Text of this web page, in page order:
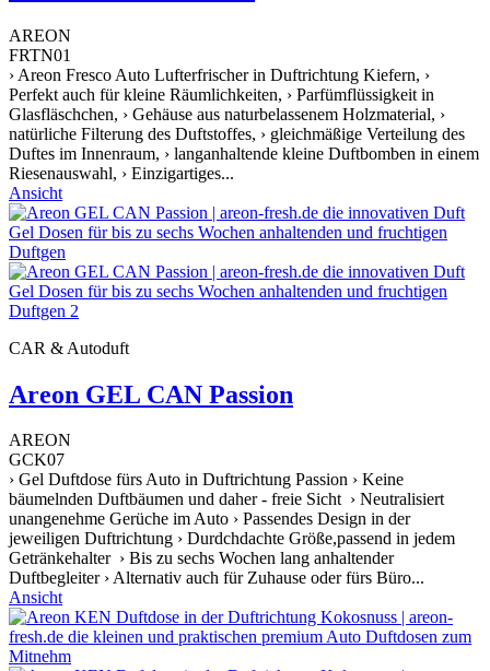
AREON
FRTN01
› Areon Fresco Auto Lufterfrischer in Duftrichtung Kiefern, ›
Perfekt auch für kleine Räumlichkeiten, › Parfümflüssigkeit in
Glasfläschchen, › Gehäuse aus naturbelassenem Holzmaterial, ›
natürliche Filterung des Duftstoffes, › gleichmäßige Verteilung des
Duftes im Innenraum, › langanhaltende kleine Duftbomben in einem
Riesenauswahl, › Einzigartiges...
Ansicht
CAR & Autoduft
Areon GEL CAN Passion
AREON
GCK07
› Gel Duftdose fürs Auto in Duftrichtung Passion › Keine
bäumelnden Duftbäumen und daher - freie Sicht › Neutralisiert
unangenehme Gerüche im Auto › Passendes Design in der
jeweiligen Duftrichtung › Durdchdachte Größe,passend in jedem
Getränkehalter › Bis zu sechs Wochen lang anhaltender
Duftbegleiter › Alternativ auch für Zuhause oder fürs Büro...
Ansicht